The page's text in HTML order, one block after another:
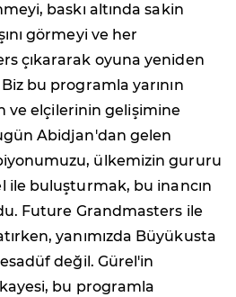
baskı altında sakin
görmeyi ve her
çıkararak oyuna yeniden
bu programla yarının
ve elçilerinin gelişimine
Abidjan'dan gelen
ülkemizin gururu
ile buluşturmak, bu inancın
Future Grandmasters ile
yanımızda Büyükusta
değil. Gürel'in
bu programla